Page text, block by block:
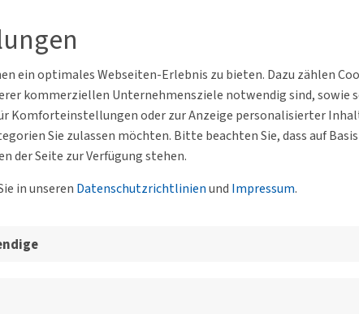
ein optimales Webseiten-Erlebnis zu bieten. Dazu zählen
kommerziellen Unternehmensziele notwendig sind, sowie
Komforteinstellungen oder zur Anzeige personalisierter
Sie zulassen möchten. Bitte beachten Sie, dass auf
der Seite zur Verfügung stehen.
in unseren Datenschutzrichtlinienund Impressum.
Austausch innerhalb der DVWG.
der BVs und